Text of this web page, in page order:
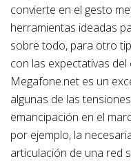
convierte en el gesto
herramientas ideadas
sobre todo, para otro
con las expectativas
Megafone.net es un
algunas de las
emancipación en el
por ejemplo, la
articulación de una red